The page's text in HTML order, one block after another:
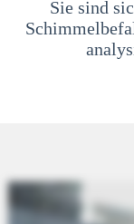
Sie sind